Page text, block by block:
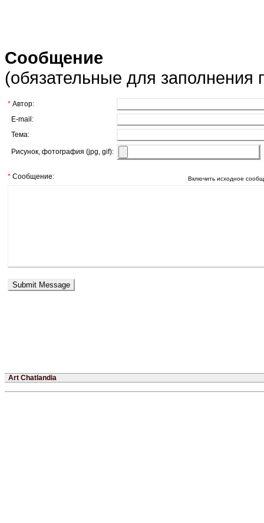
Сообщение
(обязательные для
* Автор:
E-mail:
Тема:
Рисунок, фотография (jpg, gif):
* Сообщение: Включить исходное
Art Chatlandia